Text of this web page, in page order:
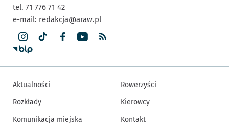
tel. 71 776 71 42
e-mail: redakcja@araw.pl
Aktualności
Rozkłady
Komunikacja miejska
Rowerzyści
Kierowcy
Kontakt